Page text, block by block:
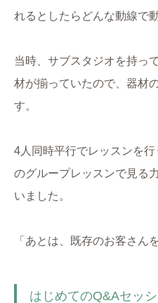
れるとしたらどんな動線で
当時、サブスタジオを持っ
材が揃っていたので、器材
す。
4人同時平行でレッスンを
のグループレッスンで見る
いました。
「あとは、既存のお客さん
はじめてのQ&Aセッ